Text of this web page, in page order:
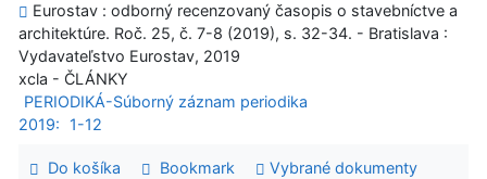
Eurostav : odborný recenzovaný časopis o stavebníctve a
architektúre. Roč. 25, č. 7-8 (2019), s. 32-34. - Bratislava :
Vydavateľstvo Eurostav, 2019
xcla - ČLÁNKY
PERIODIKÁ-Súborný záznam periodika
2019:
1-12
Do košíka Bookmark Vybrané dokumenty